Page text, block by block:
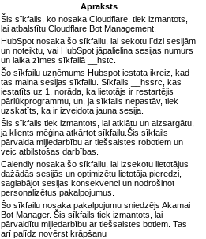
Apraksts
Šis sīkfails, ko nosaka Cloudflare, tiek izmantots,
lai atbalstītu Cloudflare Bot Management.
HubSpot nosaka šo sīkfailu, lai sekotu līdzi sesijām
un noteiktu, vai HubSpot jāpalielina sesijas numurs
un laika zīmes sīkfailā __hstc.
Šo sīkfailu uzņēmums Hubspot iestata ikreiz, kad
tas maina sesijas sīkfailu. Sīkfails __hssrc, kas
iestatīts uz 1, norāda, ka lietotājs ir restartējis
pārlūkprogrammu, un, ja sīkfails nepastāv, tiek
uzskatīts, ka ir izveidota jauna sesija.
Šis sīkfails tiek izmantots, lai atklātu un aizsargātu,
ja klients mēģina atkārtot sīkfailu.Šis sīkfails
pārvalda mijiedarbību ar tiešsaistes robotiem un
veic atbilstošas darbības.
Calendly nosaka šo sīkfailu, lai izsekotu lietotājus
dažādās sesijās un optimizētu lietotāja pieredzi,
saglabājot sesijas konsekvenci un nodrošinot
personalizētus pakalpojumus.
Šo sīkfailu nosaka pakalpojumu sniedzējs Akamai
Bot Manager. Šis sīkfails tiek izmantots, lai
pārvaldītu mijiedarbību ar tiešsaistes botiem. Tas
arī palīdz novērst krāpšanu